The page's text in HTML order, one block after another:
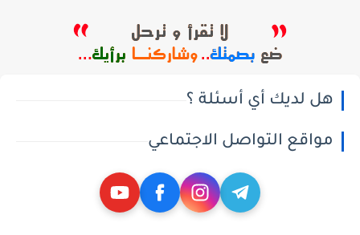
هل لديك أي أسئلة ؟
مواقع التواصل الاجتماعي